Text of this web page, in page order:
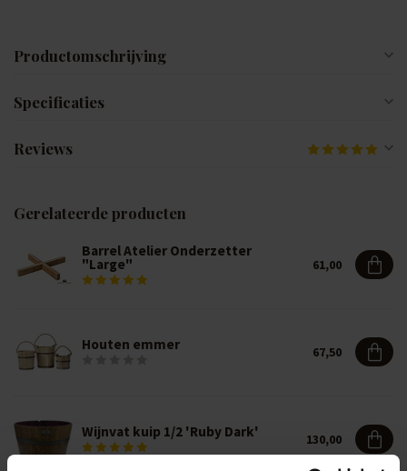
Productomschrijving
Specificaties
Reviews
Gerelateerde producten
Barrel Atelier Onderzetter
"Large" 61,00
Houten emmer 67,50
Wijnvat kuip 1/2 'Ruby Dark' 130,00